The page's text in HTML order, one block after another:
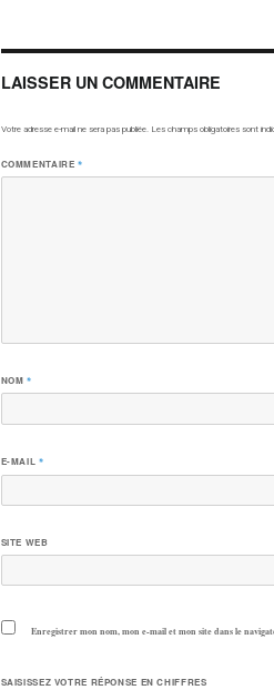
LAISSER UN COMMENTAIRE
Votre adresse e-mail ne sera pas publiée. Les champs obligatoires sont
COMMENTAIRE*
NOM*
E-MAIL *
SITE WEB
Enregistrer mon nom, mon e-mail et mon site dans le
SAISISSEZ VOTRE RÉPONSE EN CHIFFRES